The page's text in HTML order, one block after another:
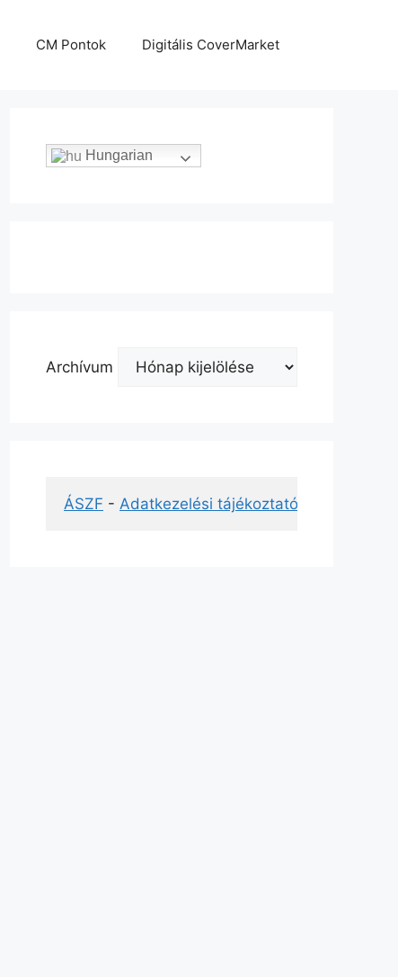
CM Pontok Digitális CoverMarket
Hungarian
Archívum
ÁSZF - Adatkezelési tájékoztató